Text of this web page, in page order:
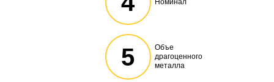
Номинал
5
Объе
драгоценного
металла